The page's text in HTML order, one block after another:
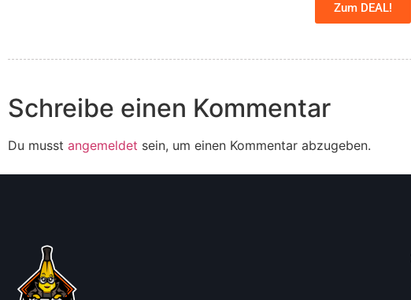
Zum DEAL!
Schreibe einen Kommentar
Du musst angemeldet sein, um einen Kommentar abzugeben.